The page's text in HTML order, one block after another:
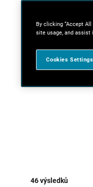
46 výsledků
By clicking “Accept
site usage, and
Cookies Settings